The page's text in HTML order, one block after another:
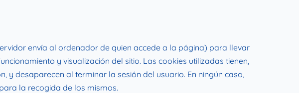
envía al ordenador de quien accede a la página) para llevar
y visualización del sitio. Las cookies utilizadas tienen,
desaparecen al terminar la sesión del usuario. En ningún caso,
la recogida de los mismos.